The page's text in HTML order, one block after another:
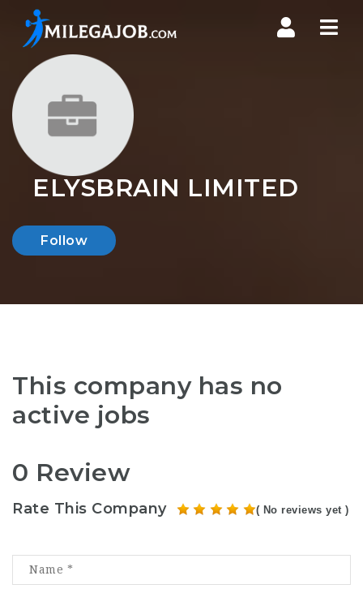
ELYSBRAIN LIMITED
Follow
This company has no
active jobs
0 Review
Rate This Company ( No reviews yet )